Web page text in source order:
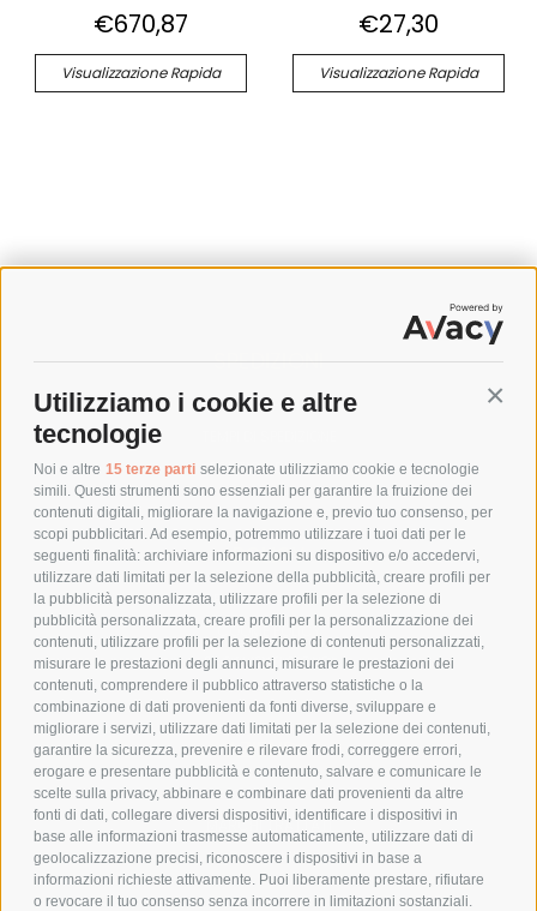
Utilizziamo i cookie e altre
tecnologie
Noi e altre 15 terze parti selezionate utilizziamo cookie e tecnologie
simili. Questi strumenti sono essenziali per garantire la fruizione dei
contenuti digitali, migliorare la navigazione e, previo tuo consenso, per
scopi pubblicitari. Ad esempio, potremmo utilizzare i tuoi dati per le
seguenti finalità: archiviare informazioni su dispositivo e/o accedervi,
utilizzare dati limitati per la selezione della pubblicità, creare profili per
la pubblicità personalizzata, utilizzare profili per la selezione di
pubblicità personalizzata, creare profili per la personalizzazione dei
contenuti, utilizzare profili per la selezione di contenuti personalizzati,
misurare le prestazioni degli annunci, misurare le prestazioni dei
contenuti, comprendere il pubblico attraverso statistiche o la
combinazione di dati provenienti da fonti diverse, sviluppare e
migliorare i servizi, utilizzare dati limitati per la selezione dei contenuti,
garantire la sicurezza, prevenire e rilevare frodi, correggere errori,
erogare e presentare pubblicità e contenuto, salvare e comunicare le
scelte sulla privacy, abbinare e combinare dati provenienti da altre
fonti di dati, collegare diversi dispositivi, identificare i dispositivi in
base alle informazioni trasmesse automaticamente, utilizzare dati di
geolocalizzazione precisi, riconoscere i dispositivi in base a
informazioni richieste attivamente. Puoi liberamente prestare, rifiutare
o revocare il tuo consenso senza incorrere in limitazioni sostanziali.
€670,87
Visualizzazione Rapida
€27,30
Visualizzazione Rapida
SPEDIZIONI
COSTI DI SPEDIZIONE
POLITICA DI RESO
POLICY
PRIVACY POLICY
COOKIE POLICY
PAGAMENTI SICURI
AZIENDA
CHI SIAMO
MARCHI TRATTATI
CONDOMINI